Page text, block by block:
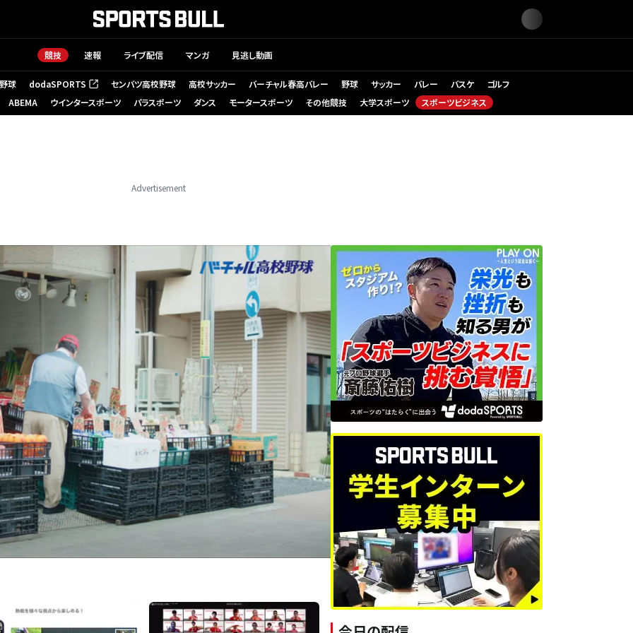
競技 速報 ライブ配信 マンガ 見逃し動画
球 dodaSPORTS
（新しいタブで開く） センバツ高校野球 高校サッカー バーチャル春高バレー 野球 サッカー バレー バスケ
ゴルフ
ABEMA
ウインタースポーツ パラスポーツ ダンス モータースポーツ その他競技 大学スポーツ スポーツビジネス
Advertisement